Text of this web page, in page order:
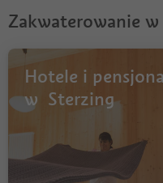
Zakwaterowanie
Hotele i
w Sterzing